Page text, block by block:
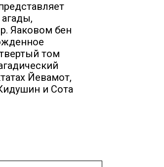
Яаковом бен
том
Йевамот,
и Сота